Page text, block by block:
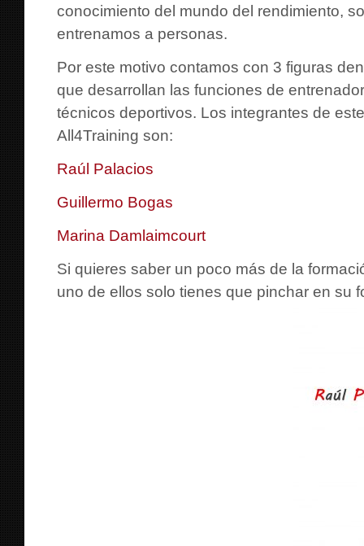
conocimiento del mundo del rendimiento,
entrenamos a personas.
Por este motivo contamos con 3 figuras
que desarrollan las funciones de
técnicos deportivos. Los integrantes de
All4Training son:
Raúl Palacios
Guillermo Bogas
Marina Damlaimcourt
Si quieres saber un poco más de la
uno de ellos solo tienes que pinchar en su